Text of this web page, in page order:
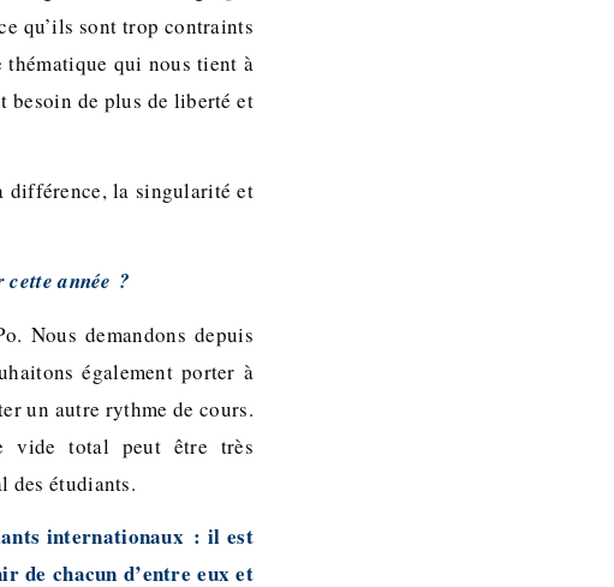
qu’ils sont trop contraints
thématique qui nous tient à
besoin de plus de liberté et
différence, la singularité et
cette année ?
Nous demandons depuis
également porter à
un autre rythme de cours.
vide total peut être très
des étudiants.
internationaux : il est
de chacun d’entre eux et